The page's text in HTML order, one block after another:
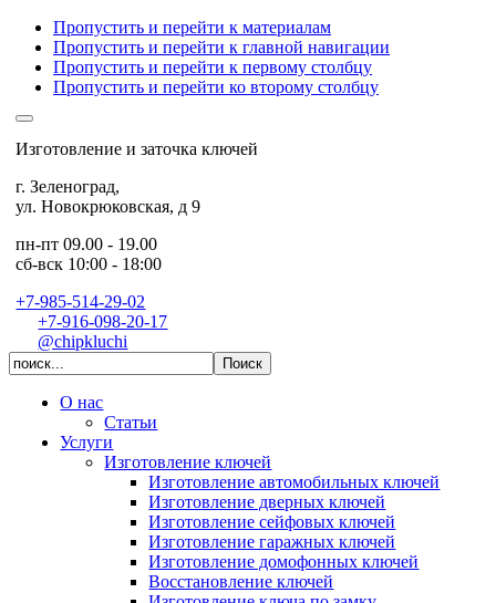
Пропустить и перейти к материалам
Пропустить и перейти к главной навигации
Пропустить и перейти к первому столбцу
Пропустить и перейти ко второму столбцу
Изготовление и заточка ключей
г. Зеленоград,
ул. Новокрюковская, д 9
пн-пт 09.00 - 19.00
сб-вск 10:00 - 18:00
+7-985-514-29-02
+7-916-098-20-17
@chipkluchi
О нас
Статьи
Услуги
Изготовление ключей
Изготовление автомобильных ключей
Изготовление дверных ключей
Изготовление сейфовых ключей
Изготовление гаражных ключей
Изготовление домофонных ключей
Восстановление ключей